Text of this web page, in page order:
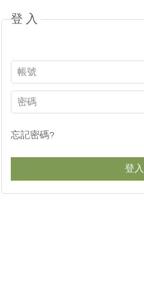
登入
忘記密碼?